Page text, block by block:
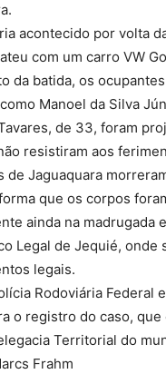
acontecido por volta
com um carro VW
da batida, os
Manoel da Silva
de 33, foram
resistiram aos
de Jaguaquara
que os corpos
ainda na madrugada
Legal de Jequié, onde
legais.
Rodoviária Federal
o registro do caso,
Territorial do
Frahm